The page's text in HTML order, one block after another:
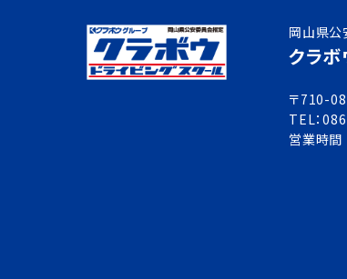
岡山県公
クラボ
〒710-
TEL：
営業時間